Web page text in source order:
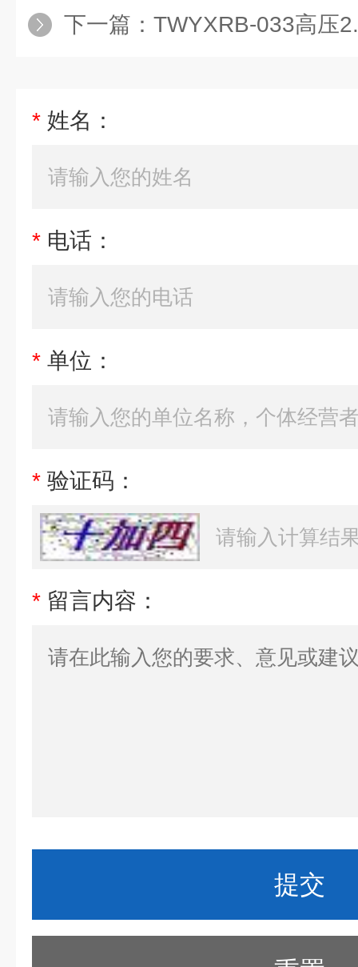
下一篇： TWYXRB-033高压
* 姓名：
* 电话：
* 单位：
* 验证码：
* 留言内容：